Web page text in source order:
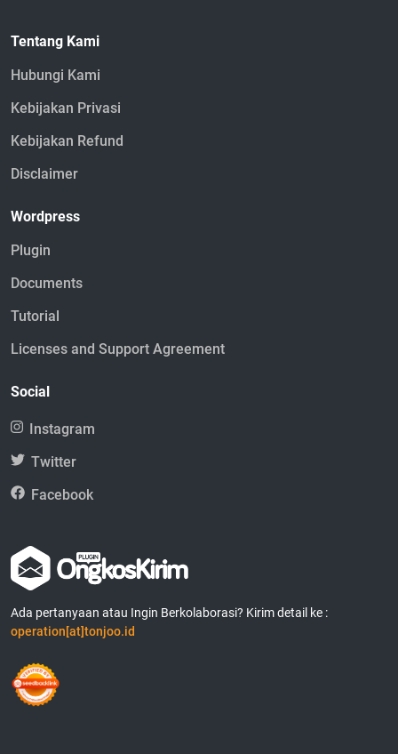
Tentang Kami
Hubungi Kami
Kebijakan Privasi
Kebijakan Refund
Disclaimer
Wordpress
Plugin
Documents
Tutorial
Licenses and Support Agreement
Social
Instagram
Twitter
Facebook
Ada pertanyaan atau Ingin Berkolaborasi? Kirim detail ke :
operation[at]tonjoo.id